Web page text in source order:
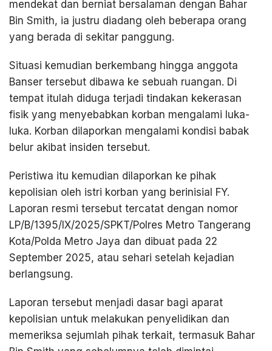
mendekat dan berniat bersalaman dengan Bahar
Bin Smith, ia justru diadang oleh beberapa orang
yang berada di sekitar panggung.
Situasi kemudian berkembang hingga anggota
Banser tersebut dibawa ke sebuah ruangan. Di
tempat itulah diduga terjadi tindakan kekerasan
fisik yang menyebabkan korban mengalami luka-
luka. Korban dilaporkan mengalami kondisi babak
belur akibat insiden tersebut.
Peristiwa itu kemudian dilaporkan ke pihak
kepolisian oleh istri korban yang berinisial FY.
Laporan resmi tersebut tercatat dengan nomor
LP/B/1395/IX/2025/SPKT/Polres Metro Tangerang
Kota/Polda Metro Jaya dan dibuat pada 22
September 2025, atau sehari setelah kejadian
berlangsung.
Laporan tersebut menjadi dasar bagi aparat
kepolisian untuk melakukan penyelidikan dan
memeriksa sejumlah pihak terkait, termasuk Bahar